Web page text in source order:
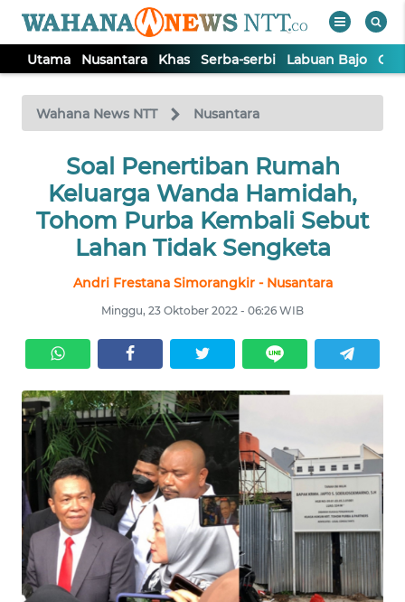
Utama Nusantara Khas Serba-serbi Labuan Bajo
Wahana News NTT Nusantara
Soal Penertiban Rumah
Keluarga Wanda Hamidah,
Tohom Purba Kembali Sebut
Lahan Tidak Sengketa
Andri Frestana Simorangkir - Nusantara
Minggu, 23 Oktober 2022 - 06:26 WIB
TV
Tutup
UTAMA
NUSANTARA
SERBI
LABUAN
BAJO
OPINI
Informasi
INDEKS
BERITA